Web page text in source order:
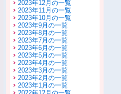
2023年12月の一覧
2023年11月の一覧
2023年10月の一覧
2023年9月の一覧
2023年8月の一覧
2023年7月の一覧
2023年6月の一覧
2023年5月の一覧
2023年4月の一覧
2023年3月の一覧
2023年2月の一覧
2023年1月の一覧